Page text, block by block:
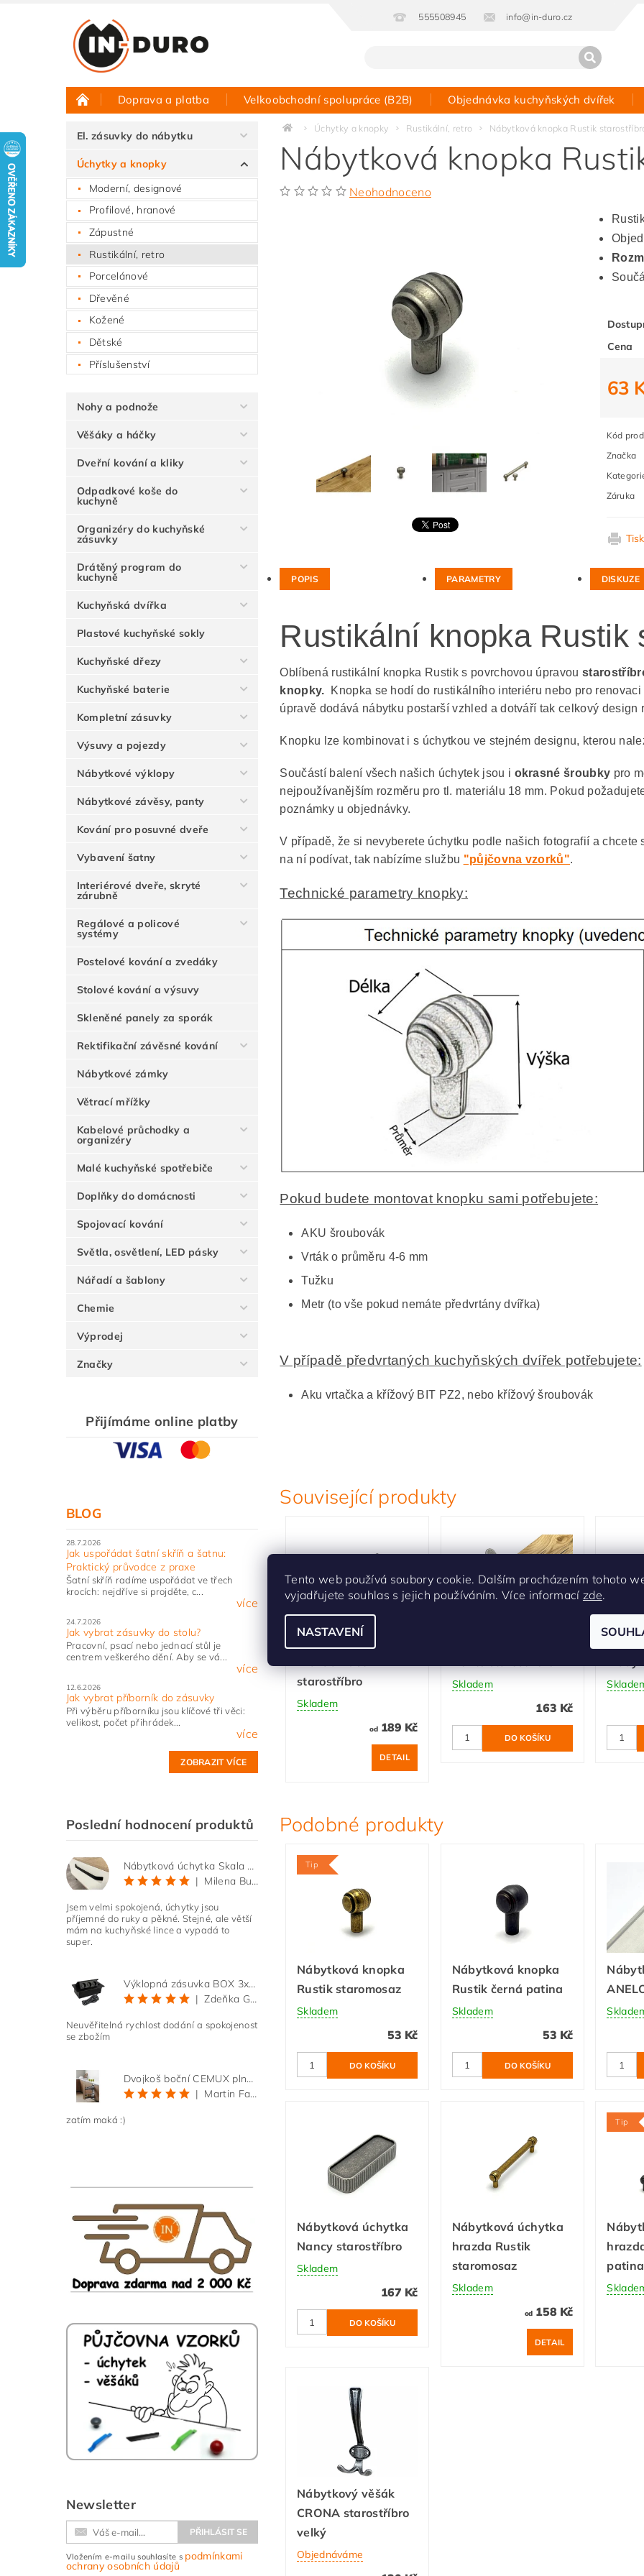
555508945 info@in-duro.cz
Doprava a platba Velkoobchodní spolupráce (B2B) Objednávka kuchyňských dvířek
Půjčovna vzorků Hodnocení obchodu Kontakt
El. zásuvky do nábytku
Úchytky a knopky
Moderní, designové
Profilové, hranové
Zápustné
Rustikální, retro
Porcelánové
Dřevěné
Kožené
Dětské
Příslušenství
Nohy a podnože
Věšáky a háčky
Dveřní kování a kliky
Odpadkové koše do
kuchyně
Organizéry do kuchyňské
zásuvky
Drátěný program do
kuchyně
Kuchyňská dvířka
Plastové kuchyňské sokly
Kuchyňské dřezy
Kuchyňské baterie
Kompletní zásuvky
Výsuvy a pojezdy
Nábytkové výklopy
Nábytkové závěsy, panty
Kování pro posuvné dveře
Vybavení šatny
Interiérové dveře, skryté
zárubně
Regálové a policové
systémy
Postelové kování a zvedáky
Stolové kování a výsuvy
Skleněné panely za sporák
Rektifikační závěsné kování
Nábytkové zámky
Větrací mřížky
Kabelové průchodky a
organizéry
Malé kuchyňské spotřebiče
Doplňky do domácnosti
Spojovací kování
Světla, osvětlení, LED pásky
Nářadí a šablony
Chemie
Výprodej
Značky
Přijímáme online platby
BLOG
28.7.2026
Jak uspořádat šatní skříň a šatnu:
Praktický průvodce z praxe
Šatní skříň radíme uspořádat ve třech
krocích: nejdříve si projděte, c...
více
24.7.2026
Jak vybrat zásuvky do stolu?
Pracovní, psací nebo jednací stůl je
centrem veškerého dění. Aby se vá...
více
12.6.2026
Jak vybrat příborník do zásuvky
Při výběru příborníku jsou klíčové tři věci:
velikost, počet přihrádek...
více
ZOBRAZIT VÍCE
Poslední hodnocení produktů
Nábytková úchytka Skala černá matná
|
Milena Bučková
Jsem velmi spokojená, úchytky jsou
příjemné do ruky a pěkné. Stejné, ale větší
mám na kuchyňské lince a vypadá to
super.
Výklopná zásuvka BOX 3x 230V s 3m kabelem - černá
|
Zdeňka Gold
Neuvěřitelná rychlost dodání a spokojenost
se zbožím
Dvojkoš boční CEMUX plné dno 3D, s tlumením antracit 200 mm
|
Martin Faltus
zatím maká :)
Newsletter
Vložením e-mailu souhlasíte s podmínkami
ochrany osobních údajů
Úchytky a knopky Rustikální, retro Nábytková knopka Rustik
Nábytková knopka
Neohodnoceno
Cena
63
Kód
Značka
Záruka
Tisk
POPIS PARAMETRY DISKUZE
Rustikální knopka Rustik
Oblíbená rustikální knopka Rustik s povrchovou úpravou
knopky. Knopka se hodí do rustikálního interiéru nebo pro
úpravě dodává nábytku postarší vzhled a dotváří tak celkový design
Knopku lze kombinovat i s úchytkou ve stejném designu, kterou
Součástí balení všech našich úchytek jsou i okrasné šroubky pro
nejpoužívanějším rozměru pro tl. materiálu 18 mm. Pokud
poznámky u objednávky.
V případě, že si nevyberete úchytku podle našich fotografií a
na ní podívat, tak nabízíme službu "půjčovna vzorků".
Technické parametry knopky:
Pokud budete montovat knopku sami potřebujete:
AKU šroubovák
Vrták o průměru 4-6 mm
Tužku
Metr (to vše pokud nemáte předvrtány dvířka)
V případě předvrtaných kuchyňských dvířek potřebujete:
Aku vrtačka a křížový BIT PZ2, nebo křížový šroubovák
Související produkty
starostříbro
Skladem
od189 Kč
DETAIL
Skladem
163 Kč
Podobné produkty
Tip
Nábytková knopka
Rustik staromosaz
Skladem
53 Kč
Nábytková knopka
Rustik černá patina
Skladem
53 Kč
Nábytková úchytka
Nancy starostříbro
Skladem
167 Kč
Nábytková úchytka
hrazda Rustik
staromosaz
Skladem
od158 Kč
DETAIL
Tip
patina
Nábytkový věšák
CRONA starostříbro
velký
Objednáváme
Tento web používá soubory cookie. Dalším procházením tohoto
vyjadřujete souhlas s jejich používáním. Více informací zde.
NASTAVENÍ